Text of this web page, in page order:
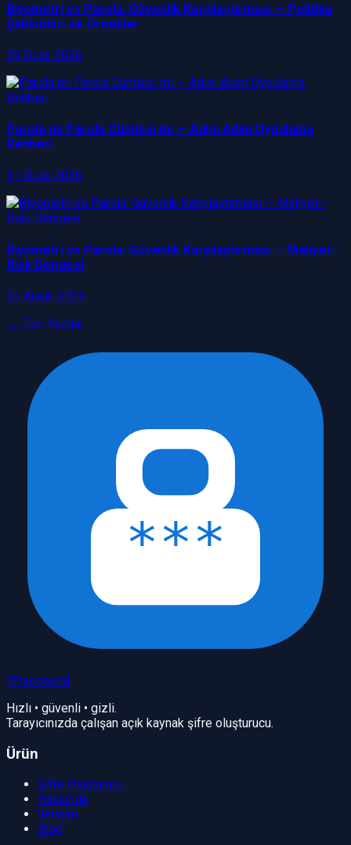
Biyometri vs Parola: Güvenlik Karşılaştırması — Politika
Şablonları ve Örnekler
29 Ocak 2026
Parola mı Parola Cümlesi mi — Adım Adım Uygulama
Rehberi
11 Ocak 2026
Biyometri vs Parola: Güvenlik Karşılaştırması — Maliyet–
Risk Dengesi
25 Aralık 2025
← Tüm Yazılar
YPassword
Hızlı • güvenli • gizli.
Tarayıcınızda çalışan açık kaynak şifre oluşturucu.
Ürün
Şifre Oluşturucu
Hakkında
İletişim
Blog